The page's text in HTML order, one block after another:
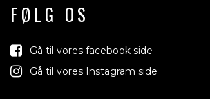
FØLG OS
Gå til vores facebook side
Gå til vores Instagram side